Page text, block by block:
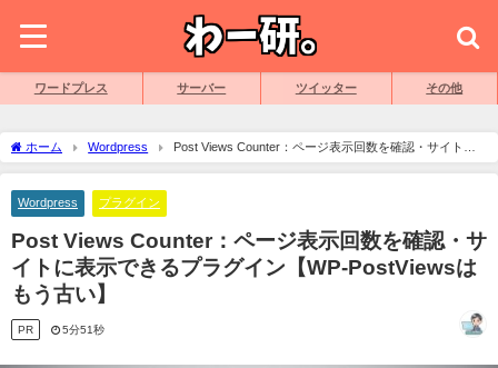
ワードプレス サーバー ツイッター その他
ホーム Wordpress
Post Views Counter：ページ表示回数を確認・サイトに
表示できるプラグイン【WP-PostViewsはもう古い】
Wordpress プラグイン
Post Views Counter：ページ表示回数を確認・サ
イトに表示できるプラグイン【WP-PostViewsは
もう古い】
PR 5分51秒